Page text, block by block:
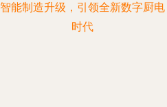
智能制造升级，引领全新数字厨电
时代